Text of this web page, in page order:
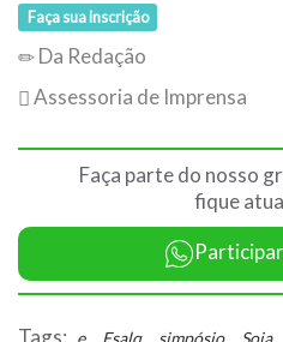
Faça sua inscrição
Da Redação
Assessoria de Imprensa
Faça parte do nosso
fique
Tags: e Esalq simpósio Soja